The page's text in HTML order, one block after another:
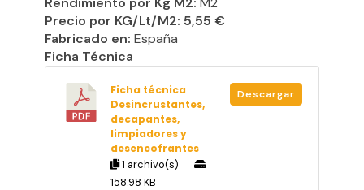
Precio por KG/Lt/M2: 5,55 €
Fabricado en: España
Ficha Técnica
Ficha técnica
Desincrustantes,
decapantes,
limpiadores y
desencofrantes
1 archivo(s)
158.98 KB
Descargar